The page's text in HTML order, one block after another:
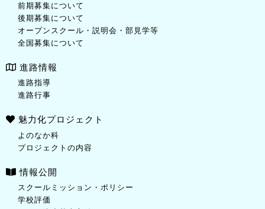
前期募集について
後期募集について
オープンスクール・説明会・部見学等
全国募集について
進路情報
進路指導
進路行事
魅力化プロジェクト
よのなか科
プロジェクトの内容
情報公開
スクールミッション・ポリシー
学校評価